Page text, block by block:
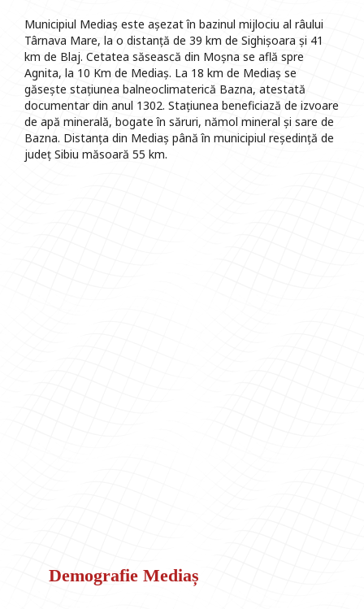
Municipiul Mediaș este așezat în bazinul mijlociu al râului
Târnava Mare, la o distanță de 39 km de Sighișoara și 41
km de Blaj. Cetatea săsească din Moșna se află spre
Agnita, la 10 Km de Mediaș. La 18 km de Mediaș se
găsește stațiunea balneoclimaterică Bazna, atestată
documentar din anul 1302. Stațiunea beneficiază de izvoare
de apă minerală, bogate în săruri, nămol mineral și sare de
Bazna. Distanța din Mediaș până în municipiul reședință de
județ Sibiu măsoară 55 km.
Demografie Mediaș